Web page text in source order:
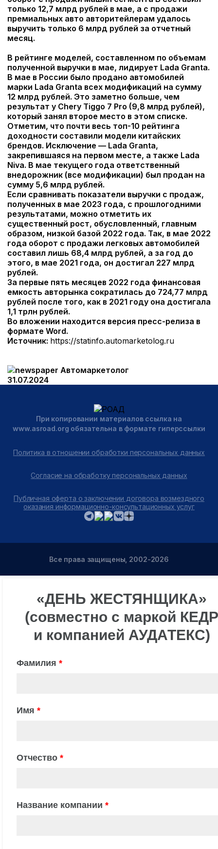
только 12,7 млрд рублей в мае, а с продажи
премиальных авто авторитейлерам удалось
выручить только 6 млрд рублей за отчетный
месяц.
В рейтинге моделей, составленном по объемам
полученной выручки в мае, лидирует Lada Granta.
В мае в России было продано автомобилей
марки Lada Granta всех модификаций на сумму
12 млрд рублей. Это заметно больше, чем
результат у Chery Tiggo 7 Pro (9,8 млрд рублей),
который занял второе место в этом списке.
Отметим, что почти весь топ-10 рейтинга
доходности составили модели китайских
брендов. Исключение — Lada Granta,
закрепившаяся на первом месте, а также Lada
Niva. В мае текущего года ответственный
внедорожник (все модификации) был продан на
сумму 5,6 млрд рублей.
Если сравнивать показатели выручки с продаж,
полученных в мае 2023 года, с прошлогодними
результатами, можно отметить их
существенный рост, обусловленный, главным
образом, низкой базой 2022 года. Так, в мае 2022
года оборот с продажи легковых автомобилей
составил лишь 68,4 млрд рублей, а за год до
этого, в мае 2021 года, он достигал 227 млрд
рублей.
За первые пять месяцев 2022 года финансовая
емкость авторынка сократилась до 724,77 млрд
рублей после того, как в 2021 году она достигала
1,1 трлн рублей.
Во вложении находится версия пресс-релиза в
формате Word.
Источник: https://statinfo.automarketolog.ru
Автомаркетолог
31.07.2024
При копировании материалов ссылка на
www.asroad.org обязательна в формате гиперссылки
Политика в отношении обработки персональных данных
Согласие на обработку персональных данных
Публичная оферта о заключении договора возмездного
оказания информационно-консультационных услуг
Все права защищены, 2002-2026